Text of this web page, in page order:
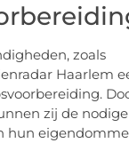
zoals
Haarlem
zij de nodige
hun